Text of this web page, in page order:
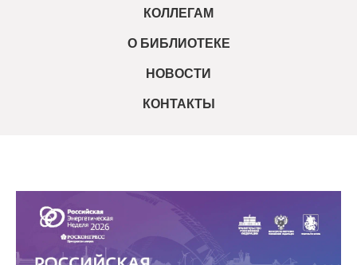
КОЛЛЕГАМ
О БИБЛИОТЕКЕ
НОВОСТИ
КОНТАКТЫ